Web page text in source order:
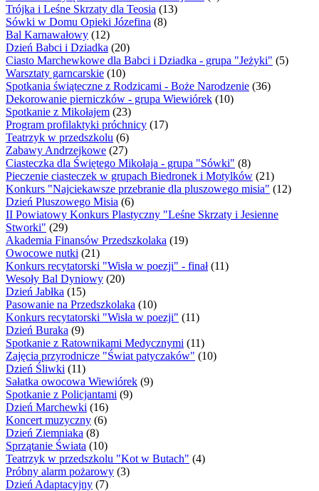
Trójka i Leśne Skrzaty dla Teosia (13)
Sówki w Domu Opieki Józefina (8)
Bal Karnawałowy (12)
Dzień Babci i Dziadka (20)
Ciasto Marchewkowe dla Babci i Dziadka - grupa "Jeżyki" (5)
Warsztaty garncarskie (10)
Spotkania świąteczne z Rodzicami - Boże Narodzenie (36)
Dekorowanie pierniczków - grupa Wiewiórek (10)
Spotkanie z Mikołajem (23)
Program profilaktyki próchnicy (17)
Teatrzyk w przedszkolu (6)
Zabawy Andrzejkowe (27)
Ciasteczka dla Świętego Mikołaja - grupa "Sówki" (8)
Pieczenie ciasteczek w grupach Biedronek i Motylków (21)
Konkurs "Najciekawsze przebranie dla pluszowego misia" (12)
Dzień Pluszowego Misia (6)
II Powiatowy Konkurs Plastyczny "Leśne Skrzaty i Jesienne
Stworki" (29)
Akademia Finansów Przedszkolaka (19)
Owocowe nutki (21)
Konkurs recytatorski "Wisła w poezji" - finał (11)
Wesoły Bal Dyniowy (20)
Dzień Jabłka (15)
Pasowanie na Przedszkolaka (10)
Konkurs recytatorski "Wisła w poezji" (11)
Dzień Buraka (9)
Spotkanie z Ratownikami Medycznymi (11)
Zajęcia przyrodnicze "Świat patyczaków" (10)
Dzień Śliwki (11)
Sałatka owocowa Wiewiórek (9)
Spotkanie z Policjantami (9)
Dzień Marchewki (16)
Koncert muzyczny (6)
Dzień Ziemniaka (8)
Sprzątanie Świata (10)
Teatrzyk w przedszkolu "Kot w Butach" (4)
Próbny alarm pożarowy (3)
Dzień Adaptacyjny (7)